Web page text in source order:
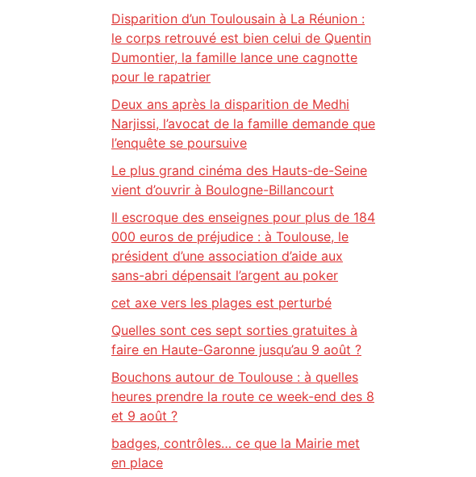
Disparition d’un Toulousain à La Réunion :
le corps retrouvé est bien celui de Quentin
Dumontier, la famille lance une cagnotte
pour le rapatrier
Deux ans après la disparition de Medhi
Narjissi, l’avocat de la famille demande que
l’enquête se poursuive
Le plus grand cinéma des Hauts-de-Seine
vient d’ouvrir à Boulogne-Billancourt
Il escroque des enseignes pour plus de 184
000 euros de préjudice : à Toulouse, le
président d’une association d’aide aux
sans-abri dépensait l’argent au poker
cet axe vers les plages est perturbé
Quelles sont ces sept sorties gratuites à
faire en Haute-Garonne jusqu’au 9 août ?
Bouchons autour de Toulouse : à quelles
heures prendre la route ce week-end des 8
et 9 août ?
badges, contrôles… ce que la Mairie met
en place